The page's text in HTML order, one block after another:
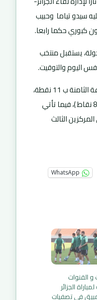
سيدو تياما وحبيب
كبوري حكما رابعا.
يستقبل منتخب
اليوم والتوقيت.
ويتصدر أشبال بلماضي المجموعة الثامنة ب 11 نقطة،
ثم زيمبابوي في الصف الثاني (8 نقاط )، فيما تأتي
الثالث
WhatsApp
القنوات
الجزائر
في تصفيات